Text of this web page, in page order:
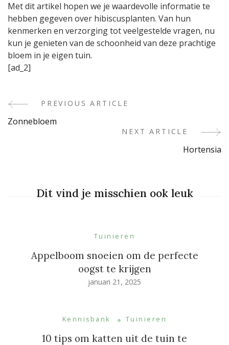
Met dit artikel hopen we je waardevolle informatie te
hebben gegeven over hibiscusplanten. Van hun
kenmerken en verzorging tot veelgestelde vragen, nu
kun je genieten van de schoonheid van deze prachtige
bloem in je eigen tuin.
[ad_2]
PostPREVIOUS ARTICLE
Zonnebloem
NEXT ARTICLE
Hortensia
Dit vind je misschien ook leuk
Tuinieren
Appelboom snoeien om de perfecte
oogst te krijgen
januari 21, 2025
Kennisbank Tuinieren
10 tips om katten uit de tuin te